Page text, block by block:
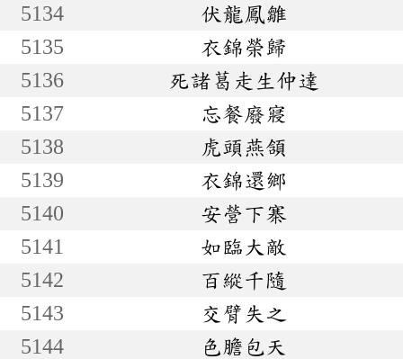
5134
伏龍鳳雛
5135
衣錦榮歸
5136
死諸葛走生仲達
5137
忘餐廢寢
5138
虎頭燕頷
5139
衣錦還鄉
5140
安營下寨
5141
如臨大敵
5142
百縱千隨
5143
交臂失之
5144
色膽包天